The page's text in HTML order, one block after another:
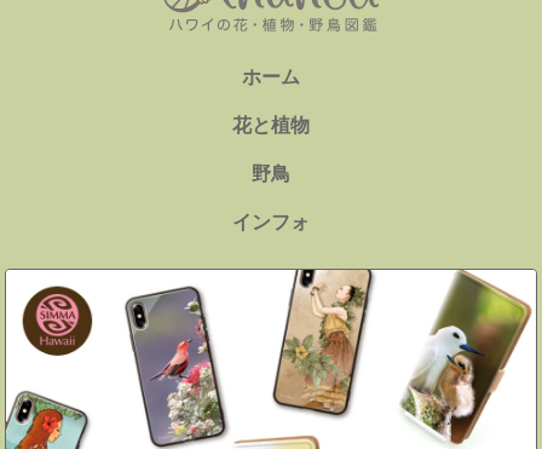
ロハラアジサシ、クロハラアジサ
オオアジサシ、サンドイッチアジ
エヴァエヴァ（セグロアジサシ）
［鳥］ガン（ハワイガン、カナダ
ガン、コクガン、シジュウカラガ
ン）まとめ
を追加しました。
9/14/2017 ［植物］
スカーレットセージ（リ
ーリーレフア）を追加しました。
ホーム
花と植物
野鳥
インフォ